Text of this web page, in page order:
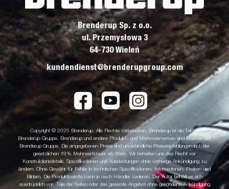
Brenderup Sp. z o.o.
ul. Przemysłowa 3
64-730 Wieleń
kundendienst@brenderupgroup.com
Copyright © 2025 Brenderup. Alle Rechte vorbehalten. Brenderup ist ein Teil der
Brenderup-Gruppe. Brenderup und andere Produkt- und Merkmalsmarken sind Marken der
Brenderup Gruppe. Die angegebenen Preise sind unverbindliche Preisempfehlungen incl. der
gesetzlichen 19% Mehrwertsteuer ab Werk. Wir behalten uns das Recht vor
Konstruktionsdetails, Spezifikationen und Ausstattungen ohne vorherige Ankündigung zu
ändern. Ohne Gewähr für Fehler in technischen Spezifikationen, Informationen, Preisen und
Bildern. Die Produktpalette kann je nach Händler variieren. Der Autor behält es sich
ausdrücklich vor, Teile der Seiten oder das gesamte Angebot ohne gesonderte Ankündigung